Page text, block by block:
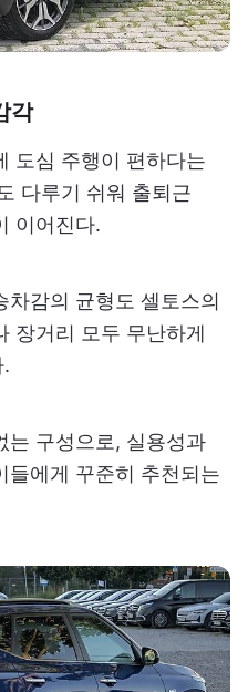
각
도심 주행이 편하다는
다루기 쉬워 출퇴근
이어진다.
감의 균형도 셀토스의
장거리 모두 무난하게
는 구성으로, 실용성과
들에게 꾸준히 추천되는